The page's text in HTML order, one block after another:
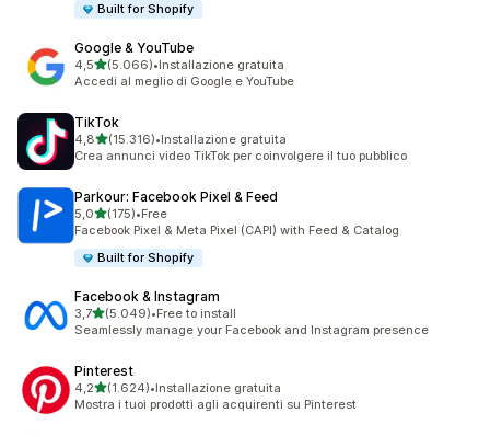
Built for Shopify
Google & YouTube
4,5stelle su 5
(5.066)
5066 recensioni totali
•Installazione gratuita
Accedi al meglio di Google e YouTube
TikTok
4,8stelle su 5
(15.316)
15316 recensioni totali
•Installazione gratuita
Crea annunci video TikTok per coinvolgere il tuo pubblico
Parkour: Facebook Pixel & Feed
5,0stelle su 5
(175)
175 recensioni totali
•Free
Facebook Pixel & Meta Pixel (CAPI) with Feed & Catalog
Built for Shopify
Facebook & Instagram
3,7stelle su 5
(5.049)
5049 recensioni totali
•Free to install
Seamlessly manage your Facebook and Instagram presence
Pinterest
4,2stelle su 5
(1.624)
1624 recensioni totali
•Installazione gratuita
Mostra i tuoi prodotti agli acquirenti su Pinterest